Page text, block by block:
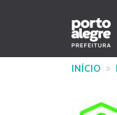
conteúdo
Main
INÍCIO